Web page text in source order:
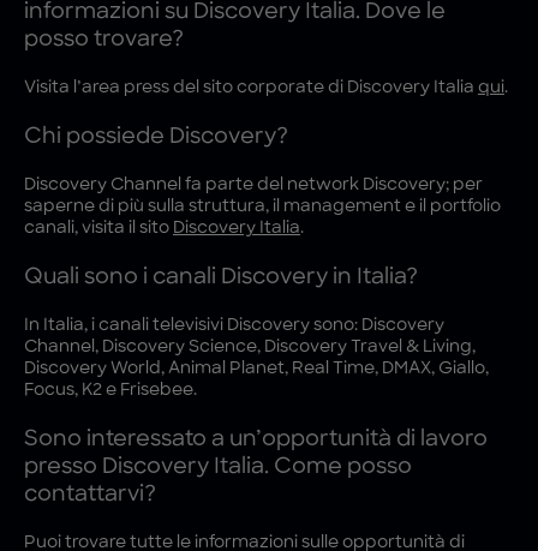
informazioni su Discovery Italia. Dove le
posso trovare?
Visita l’area press del sito corporate di Discovery Italia qui.
Chi possiede Discovery?
Discovery Channel fa parte del network Discovery; per
saperne di più sulla struttura, il management e il portfolio
canali, visita il sito Discovery Italia.
Quali sono i canali Discovery in Italia?
In Italia, i canali televisivi Discovery sono: Discovery
Channel, Discovery Science, Discovery Travel & Living,
Discovery World, Animal Planet, Real Time, DMAX, Giallo,
Focus, K2 e Frisebee.
Sono interessato a un’opportunità di lavoro
presso Discovery Italia. Come posso
contattarvi?
Puoi trovare tutte le informazioni sulle opportunità di